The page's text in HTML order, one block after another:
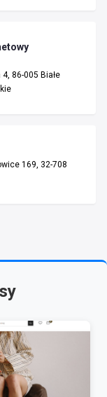
86-005 Białe
169, 32-708